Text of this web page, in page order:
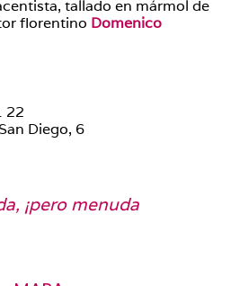
tallado en mármol de
florentino Domenico
22
Diego, 6
¡pero menuda